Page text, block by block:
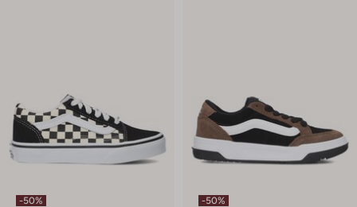
-50% -50%